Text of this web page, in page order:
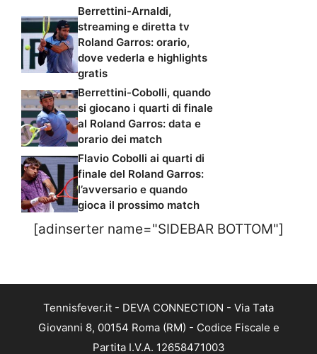
Berrettini-Arnaldi,
streaming e diretta tv
Roland Garros: orario,
dove vederla e highlights
gratis
Berrettini-Cobolli, quando
si giocano i quarti di finale
al Roland Garros: data e
orario dei match
Flavio Cobolli ai quarti di
finale del Roland Garros:
l’avversario e quando
gioca il prossimo match
[adinserter name="SIDEBAR BOTTOM"]
Tennisfever.it - DEVA CONNECTION - Via Tata
Giovanni 8, 00154 Roma (RM) - Codice Fiscale e
Partita I.V.A. 12658471003